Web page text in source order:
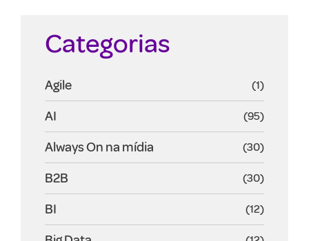
Categorias
Agile (1)
AI (95)
Always On na mídia (30)
B2B (30)
BI (12)